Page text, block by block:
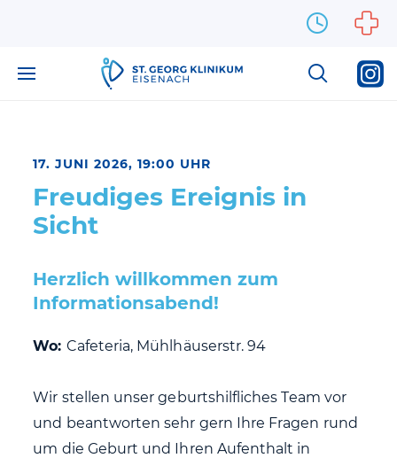
17. JUNI 2026, 19:00 UHR
Freudiges Ereignis in
Sicht
Herzlich willkommen zum
Informationsabend!
Wo: Cafeteria, Mühlhäuserstr. 94
Wir stellen unser geburtshilfliches Team vor
und beantworten sehr gern Ihre Fragen rund
um die Geburt und Ihren Aufenthalt in